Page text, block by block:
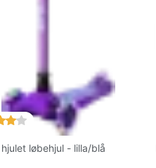
løbehjul - lilla/blå